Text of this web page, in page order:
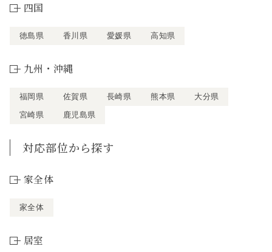
四国
徳島県 香川県 愛媛県 高知県
九州・沖縄
福岡県 佐賀県 長崎県 熊本県
大分県
宮崎県
鹿児島県
対応部位から探す
家全体
家全体
居室